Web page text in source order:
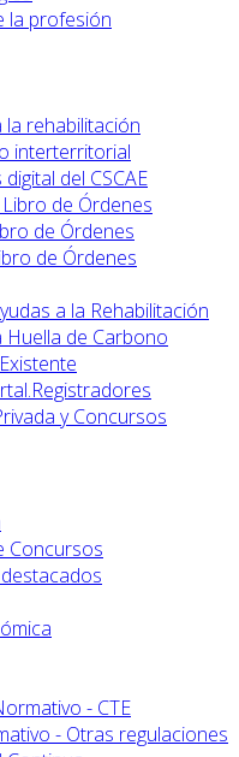
la profesión
la rehabilitación
interterritorial
del CSCAE
de Órdenes
de Órdenes
de Órdenes
a la Rehabilitación
Huella de Carbono
y Concursos
Concursos
- CTE
- Otras regulaciones